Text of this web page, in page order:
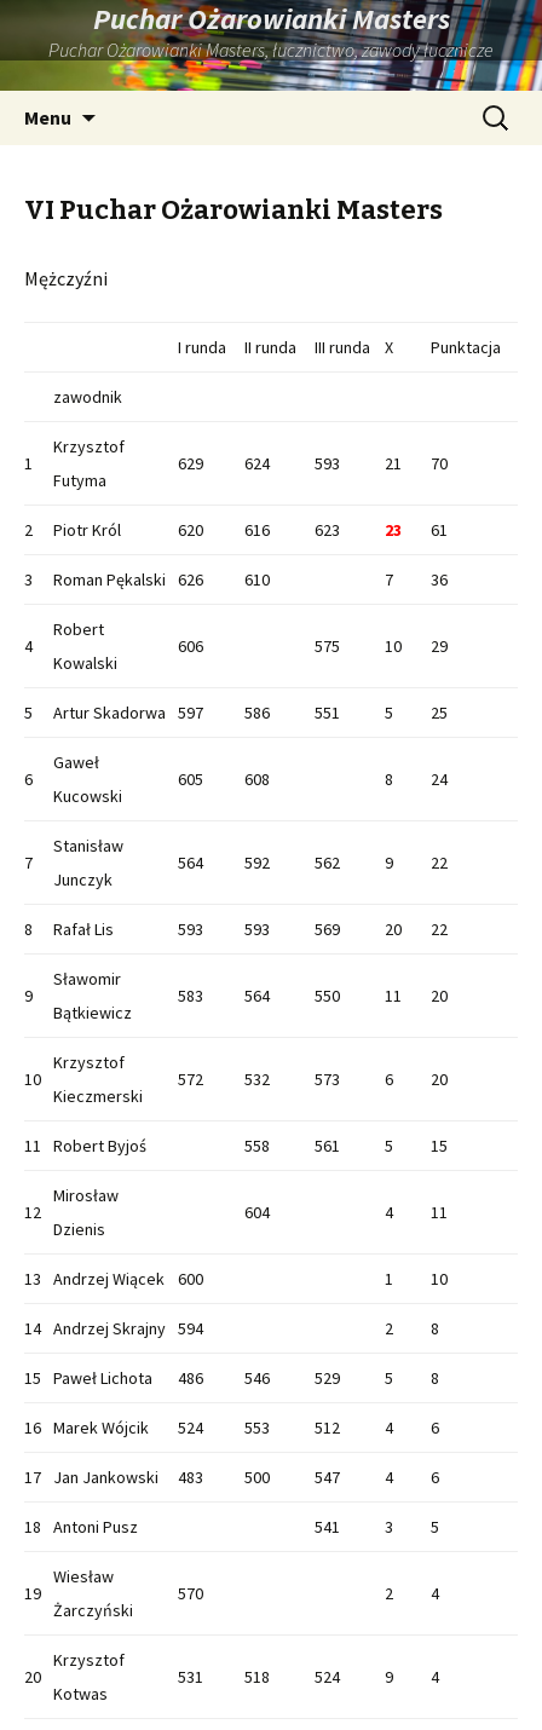
Puchar Ożarowianki Masters
Puchar Ożarowianki Masters, łucznictwo, zawody łucznicze
Menu Szukaj:
VI Puchar Ożarowianki Masters
Mężczyźni
I runda II runda III runda X Punktacja
zawodnik
1
Krzysztof
Futyma
629 624 593 21 70
2 Piotr Król 620 616 623 23 61
3 Roman Pękalski 626 610 7 36
4
Robert
Kowalski
606 575 10 29
5 Artur Skadorwa 597 586 551 5 25
6
Gaweł
Kucowski
605 608 8 24
7
Stanisław
Junczyk
564 592 562 9 22
8 Rafał Lis 593 593 569 20 22
9
Sławomir
Bątkiewicz
583 564 550 11 20
10
Krzysztof
Kieczmerski
572 532 573 6 20
11 Robert Byjoś 558 561 5 15
12
Mirosław
Dzienis
604 4 11
13 Andrzej Wiącek 600 1 10
14 Andrzej Skrajny 594 2 8
15 Paweł Lichota 486 546 529 5 8
16 Marek Wójcik 524 553 512 4 6
17 Jan Jankowski 483 500 547 4 6
18 Antoni Pusz 541 3 5
19
Wiesław
Żarczyński
570 2 4
20
Krzysztof
Kotwas
531 518 524 9 4